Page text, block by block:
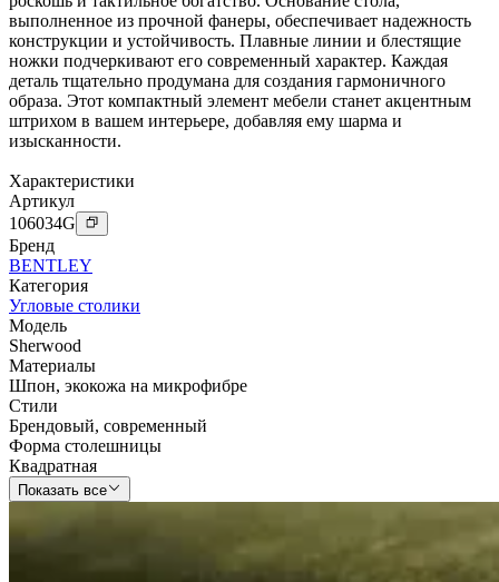
выполненное из прочной фанеры, обеспечивает надежность
конструкции и устойчивость. Плавные линии и блестящие
ножки подчеркивают его современный характер. Каждая
деталь тщательно продумана для создания гармоничного
образа. Этот компактный элемент мебели станет акцентным
штрихом в вашем интерьере, добавляя ему шарма и
изысканности.
Характеристики
Артикул
106034G
Бренд
BENTLEY
Категория
Угловые столики
Модель
Sherwood
Материалы
Шпон, экокожа на микрофибре
Стили
Брендовый, современный
Форма столешницы
Квадратная
Показать все